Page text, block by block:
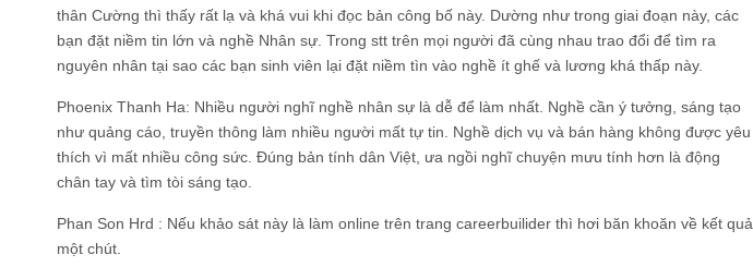
thân Cường thì thấy rất lạ và khá vui khi đọc bản công bố này. Dường như trong giai đoạn này, các
bạn đặt niềm tin lớn và nghề Nhân sự. Trong stt trên mọi người đã cùng nhau trao đổi để tìm ra
nguyên nhân tại sao các bạn sinh viên lại đặt niềm tìn vào nghề ít ghế và lương khá thấp này.
Phoenix Thanh Ha: Nhiều người nghĩ nghề nhân sự là dễ để làm nhất. Nghề cần ý tưởng, sáng tạo
như quảng cáo, truyền thông làm nhiều người mất tự tin. Nghề dịch vụ và bán hàng không được yêu
thích vì mất nhiều công sức. Đúng bản tính dân Việt, ưa ngồi nghĩ chuyện mưu tính hơn là động
chân tay và tìm tòi sáng tạo.
Phan Son Hrd : Nếu khảo sát này là làm online trên trang careerbuilider thì hơi băn khoăn về kết quả
một chút.